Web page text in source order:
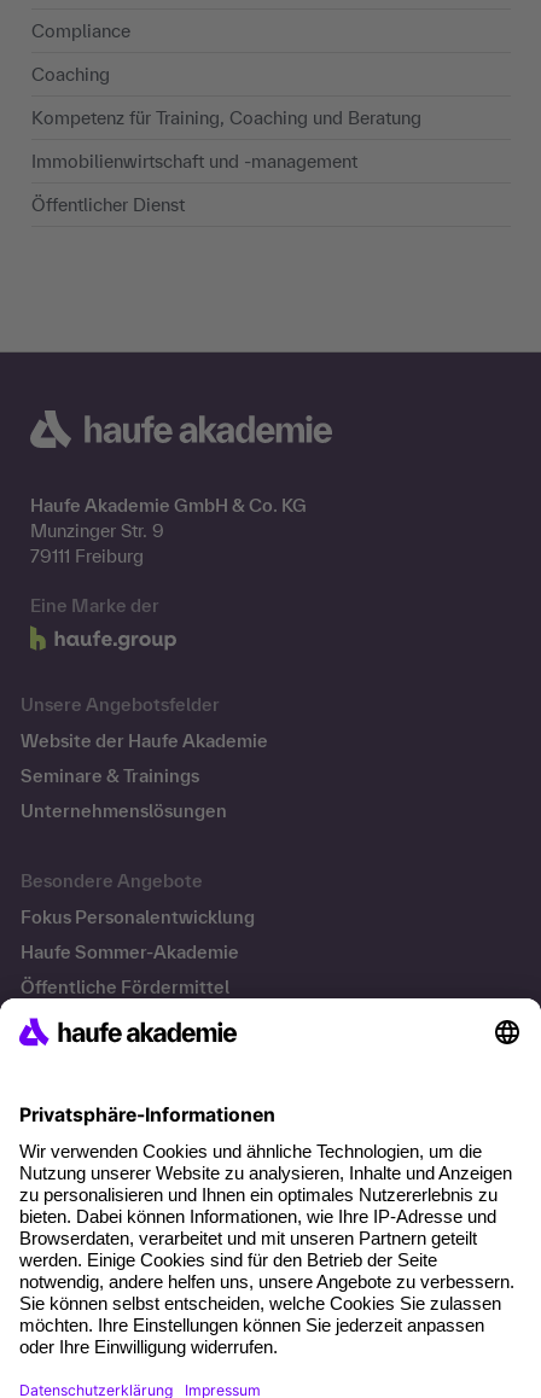
Compliance
Coaching
Kompetenz für Training, Coaching und Beratung
Immobilienwirtschaft und -management
Öffentlicher Dienst
Haufe Akademie GmbH & Co. KG
Munzinger Str. 9
79111 Freiburg
Eine Marke der
Unsere Angebotsfelder
Website der Haufe Akademie
Seminare & Trainings
Unternehmenslösungen
Besondere Angebote
Fokus Personalentwicklung
Haufe Sommer-Akademie
Öffentliche Fördermittel
Transfersicherung
Die letzten Artikel
KI Texte menschlicher machen und unverwechselbar
bleiben
KI-Projekte zum Erfolg bringen
Hitzeschutz am Arbeitsplatz
KI in der Payroll: Warum Entgelt-Fachkräfte jetzt neue
Kompetenzen brauchen